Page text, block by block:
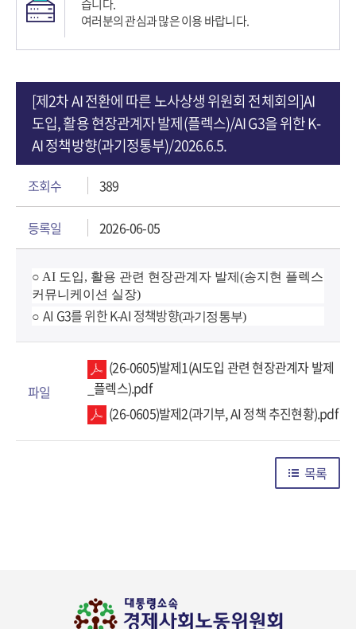
습니다.
여러분의 관심과 많은 이용 바랍니다.
[제2차 AI 전환에 따른 노사상생 위원회 전체회의]AI
도입, 활용 현장관계자 발제(플렉스)/AI G3을 위한 K-
AI 정책방향(과기정통부)/2026.6.5.
조회수 389
등록일 2026-06-05
○ AI 도입, 활용 관련 현장관계자 발제(송지현 플렉스
커뮤니케이션 실장)
○ AI G3를 위한 K-AI 정책방향(과기정통부)
파일
(26-0605)발제1(AI도입 관련 현장관계자 발제
_플렉스).pdf
(26-0605)발제2(과기부, AI 정책 추진현황).pdf
목록